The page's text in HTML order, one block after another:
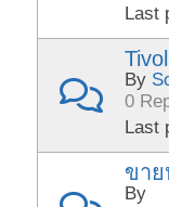
Last
By
0
Last
ขาย
By